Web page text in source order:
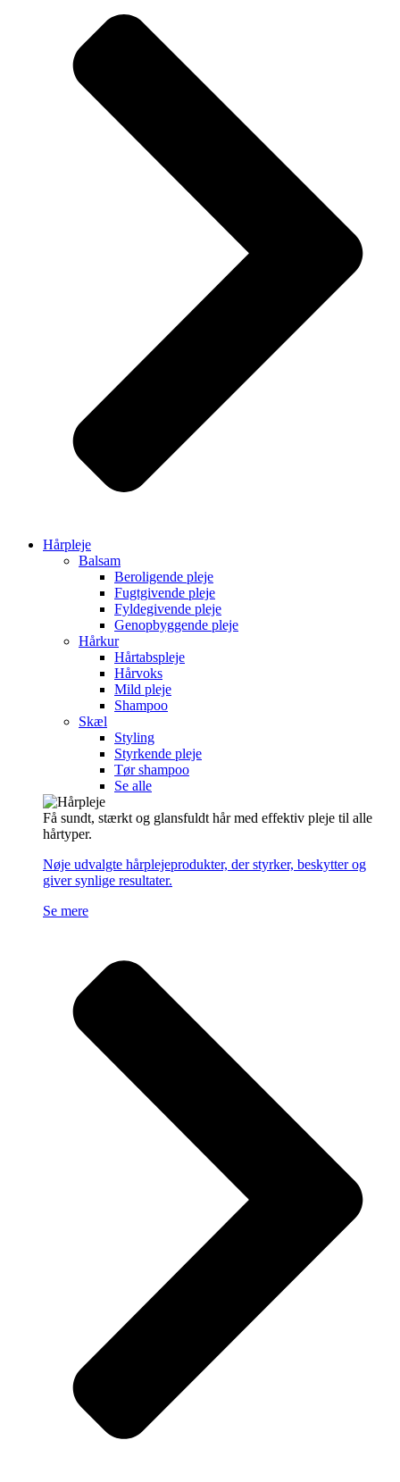
Hårpleje
Balsam
Beroligende pleje
Fugtgivende pleje
Fyldegivende pleje
Genopbyggende pleje
Hårkur
Hårtabspleje
Hårvoks
Mild pleje
Shampoo
Skæl
Styling
Styrkende pleje
Tør shampoo
Se alle
Få sundt, stærkt og glansfuldt hår med effektiv pleje til alle
hårtyper.
Nøje udvalgte hårplejeprodukter, der styrker, beskytter og
giver synlige resultater.
Se mere